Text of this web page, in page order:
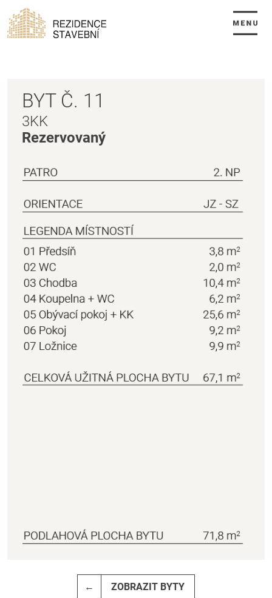
KONTAKT
BYT Č. 11
3KK
Rezervovaný
← ZOBRAZIT BYTY